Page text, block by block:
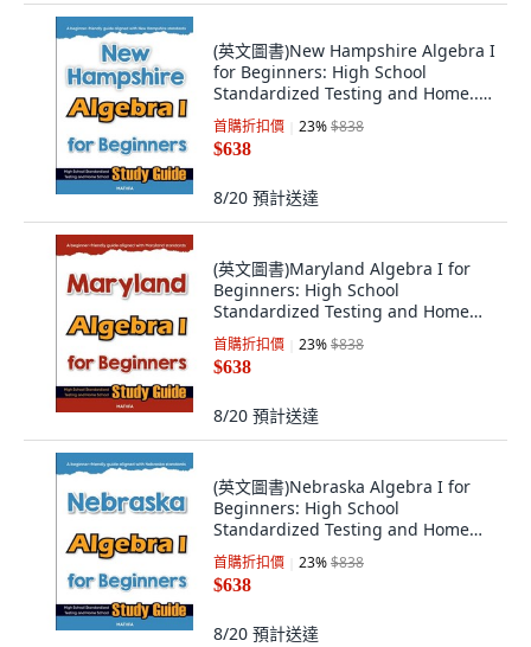
(英文圖書)New Hampshire Algebra I
for Beginners: High School
Standardized Testing and Home...
平裝版, Mathfa, 英文
首購折扣價 23%$838
$638
8/20 預計送達
(英文圖書)Maryland Algebra I for
Beginners: High School
Standardized Testing and Home
Scho... 平裝版, Mathfa, 英文
首購折扣價 23%$838
$638
8/20 預計送達
(英文圖書)Nebraska Algebra I for
Beginners: High School
Standardized Testing and Home
Scho... 平裝版, Mathfa, 英文
首購折扣價 23%$838
$638
8/20 預計送達